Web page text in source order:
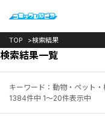
TOP 検索結果
検索結果一覧
キーワード：動物・ペット・
1384件中 1～20件表示中